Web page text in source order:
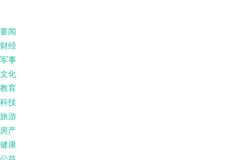
要闻
财经
军事
文化
教育
科技
旅游
房产
健康